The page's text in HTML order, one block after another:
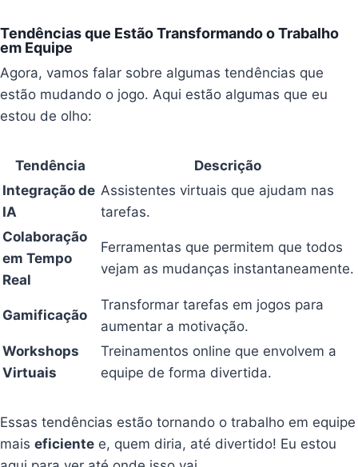
Tendências que Estão Transformando o Trabalho
em Equipe
Agora, vamos falar sobre algumas tendências que
estão mudando o jogo. Aqui estão algumas que eu
estou de olho:
Tendência
Descrição
Integração de
IA
Assistentes virtuais que ajudam nas
tarefas.
Colaboração
em Tempo
Real
Ferramentas que permitem que todos
vejam as mudanças instantaneamente.
Gamificação
Transformar tarefas em jogos para
aumentar a motivação.
Workshops
Virtuais
Treinamentos online que envolvem a
equipe de forma divertida.
Essas tendências estão tornando o trabalho em equipe
maiseficiente e, quem diria, até divertido! Eu estou